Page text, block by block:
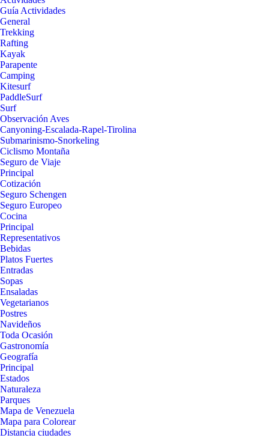
Guía Actividades
General
Trekking
Rafting
Kayak
Parapente
Camping
Kitesurf
PaddleSurf
Surf
Observación Aves
Canyoning-Escalada-Rapel-Tirolina
Submarinismo-Snorkeling
Ciclismo Montaña
Seguro de Viaje
Principal
Cotización
Seguro Schengen
Seguro Europeo
Cocina
Principal
Representativos
Bebidas
Platos Fuertes
Entradas
Sopas
Ensaladas
Vegetarianos
Postres
Navideños
Toda Ocasión
Gastronomía
Geografía
Principal
Estados
Naturaleza
Parques
Mapa de Venezuela
Mapa para Colorear
Distancia ciudades